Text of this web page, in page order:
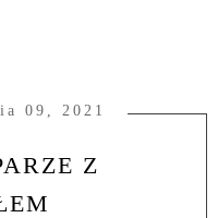
09, 2021
Z